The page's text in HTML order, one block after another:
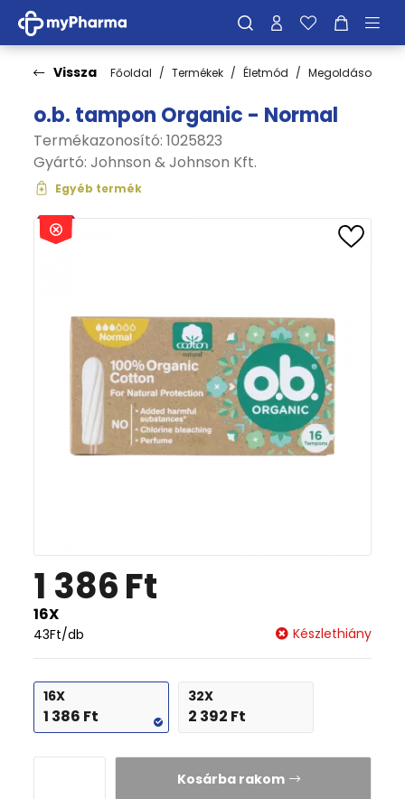
Vissza Főoldal Termékek Életmód Megoldások
o.b. tampon Organic - Normal
Termékazonosító: 1025823
Gyártó: Johnson & Johnson Kft.
Egyéb termék
1 386Ft
16X
43Ft/db Készlethiány
16X
1 386 Ft
32X
2 392 Ft
Kosárba rakom